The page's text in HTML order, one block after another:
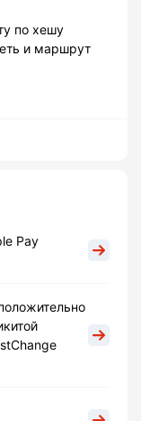
по хешу
и маршрут
Pay